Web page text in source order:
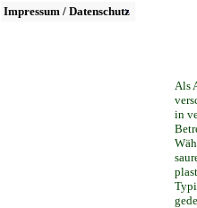
Impressum / Datenschutz
Als
in